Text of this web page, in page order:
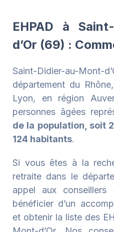
EHPAD à
d’Or (69) :
Saint-Didier-au-Mont-
département du
Lyon, en région
personnes âgées
de la population, soit
124 habitants.
Si vous êtes à la
retraite dans le
appel aux
bénéficier d’un
et obtenir la liste des